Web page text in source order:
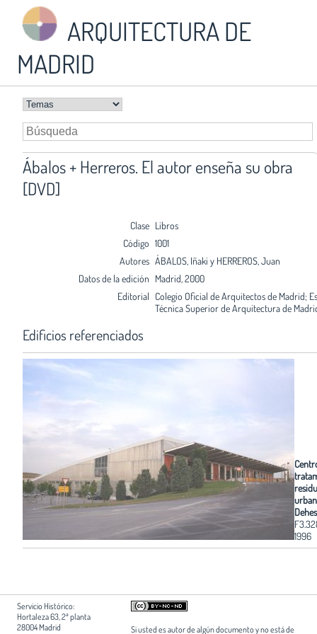
ARQUITECTURA DE
MADRID
Ábalos + Herreros. El autor enseña su obra
[DVD]
Clase Libros
Código 1001
Autores ÁBALOS, Iñaki y HERREROS, Juan
Datos de la edición Madrid, 2000
Editorial Colegio Oficial de Arquitectos de Madrid;
Técnica Superior de Arquitectura de
Edificios referenciados
1996
Servicio Histórico:
Hortaleza 63, 2ª planta
28004 Madrid
Si usted es autor de algún documento y no está de